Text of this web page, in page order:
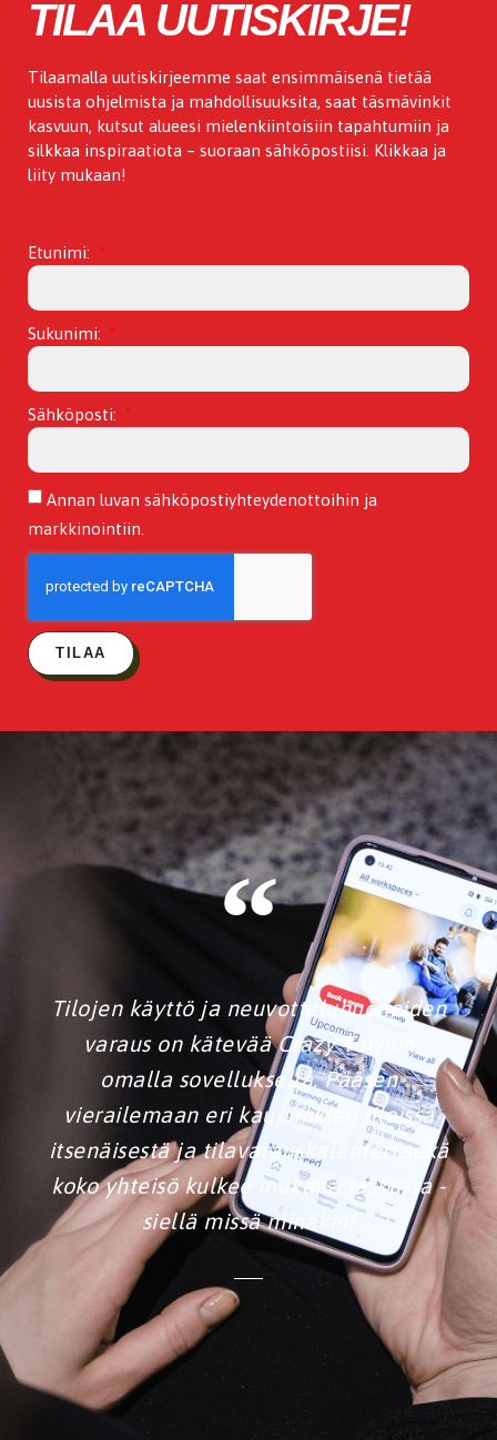
TILAA UUTISKIRJE!
Tilaamalla uutiskirjeemme saat ensimmäisenä tietää
uusista ohjelmista ja mahdollisuuksita, saat täsmävinkit
kasvuun, kutsut alueesi mielenkiintoisiin tapahtumiin ja
silkkaa inspiraatiota – suoraan sähköpostiisi. Klikkaa ja
liity mukaan!
Etunimi:
Sukunimi:
Sähköposti:
Annan luvan sähköpostiyhteydenottoihin ja
markkinointiin.
TILAA
Tilojen käyttö ja neuvotteluhuoneiden
varaus on kätevää Crazy Townin
omalla sovelluksella. Pääsen
vierailemaan eri kaupunkien tiloissa
itsenäisestä ja tilavarauskalenteri sekä
koko yhteisö kulkee mukana taskussa -
siellä missä minäkin!